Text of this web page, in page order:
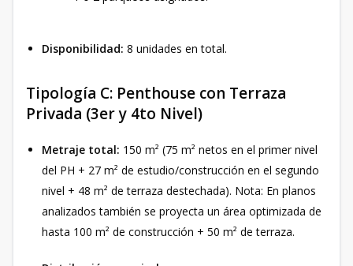
Disponibilidad: 8 unidades en total.
Tipología C: Penthouse con Terraza
Privada (3er y 4to Nivel)
Metraje total: 150 m² (75 m² netos en el primer nivel
del PH + 27 m² de estudio/construcción en el segundo
nivel + 48 m² de terraza destechada). Nota: En planos
analizados también se proyecta un área optimizada de
hasta 100 m² de construcción + 50 m² de terraza.